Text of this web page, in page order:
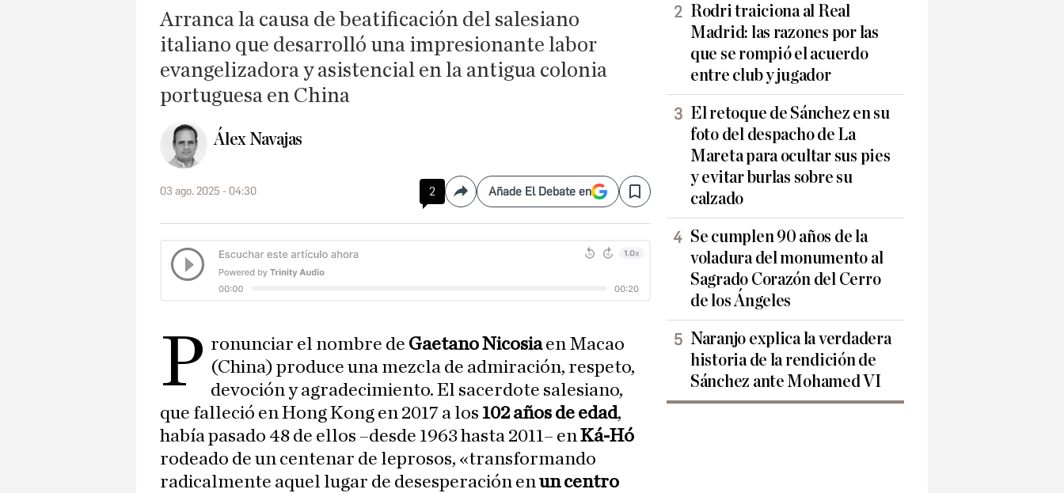
Arranca la causa de beatificación del salesiano
italiano que desarrolló una impresionante labor
evangelizadora y asistencial en la antigua colonia
portuguesa en China
Álex Navajas
03 ago. 2025 - 04:30 2 CompartirAñade El Debate en Save
P ronunciar el nombre de Gaetano Nicosiaen Macao
(China) produce una mezcla de admiración, respeto,
devoción y agradecimiento. El sacerdote salesiano,
que falleció en Hong Kong en 2017 a los 102 años de edad,
había pasado 48 de ellos –desde 1963 hasta 2011– enKá-Hó
rodeado de un centenar de leprosos, «transformando
radicalmente aquel lugar de desesperación enun centro
Rodri traiciona al Real
Madrid: las razones por las
que se rompió el acuerdo
entre club y jugador
El retoque de Sánchez en su
foto del despacho de La
Mareta para ocultar sus pies
y evitar burlas sobre su
calzado
Se cumplen 90 años de la
voladura del monumento al
Sagrado Corazón del Cerro
de los Ángeles
Naranjo explica la verdadera
historia de la rendición de
Sánchez ante Mohamed VI